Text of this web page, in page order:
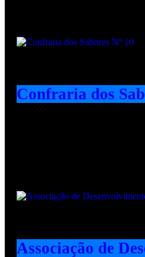
Confraria dos
Associação de